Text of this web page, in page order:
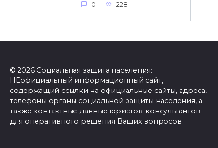
0 228
© 2026 Социальная защита населения:
НЕофициальный информационный сайт,
содержащий ссылки на официальные сайты, адреса,
телефоны органы социальной защиты населения, а
также контактные данные юристов-консультантов
для оперативного решения Ваших вопросов.